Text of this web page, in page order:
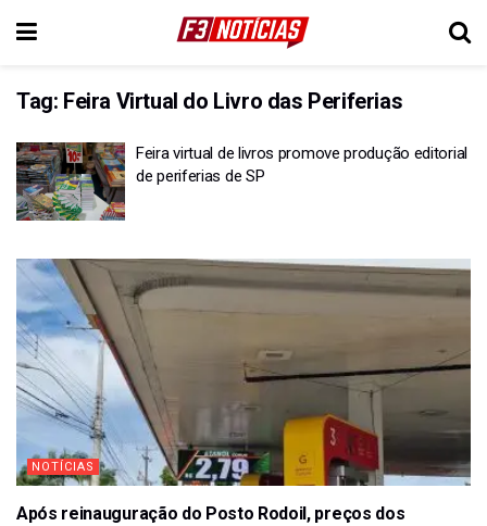
Tag: Feira Virtual do Livro das Periferias
Feira virtual de livros promove produção editorial
de periferias de SP
NOTÍCIAS
Após reinauguração do Posto Rodoil, preços dos